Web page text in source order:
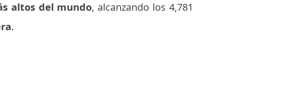
altos del mundo, alcanzando los 4,781
.